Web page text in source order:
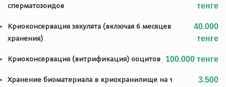
сперматозоидов
тенге
Криоконсервация эякулята (включая 6 месяцев
хранения)
40.000
тенге
Криоконсервация (витрификация) ооцитов 100.000 тенге
Хранение биоматериала в криохранилище на 1
3.500